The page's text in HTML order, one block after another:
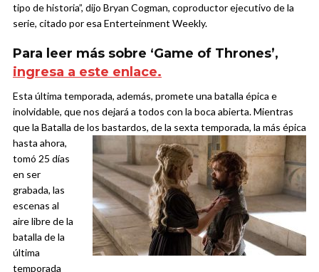
tipo de historia”, dijo Bryan Cogman, coproductor ejecutivo de la
serie, citado por esa Enterteinment Weekly.
Para leer más sobre ‘Game of Thrones’,
ingresa a este enlace.
Esta última temporada, además, promete una batalla épica e
inolvidable, que nos dejará a todos con la boca abierta. Mientras
que la Batalla de los bastardos, de la sexta temporada, la más épica
hasta ahora,
tomó 25 días
en ser
grabada, las
escenas al
aire libre de la
batalla de la
última
temporada